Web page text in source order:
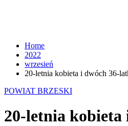
Home
2022
wrzesień
20-letnia kobieta i dwóch 36-
POWIAT BRZESKI
20-letnia kobieta